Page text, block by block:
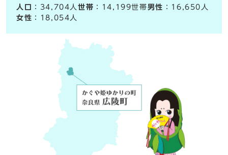
人口
：34,704人世帯 ：14,199世帯男性 ：16,650人
女性 ：18,054人